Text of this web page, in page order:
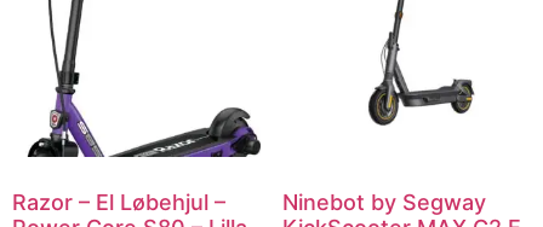
Razor – El Løbehjul –
Ninebot by Segway